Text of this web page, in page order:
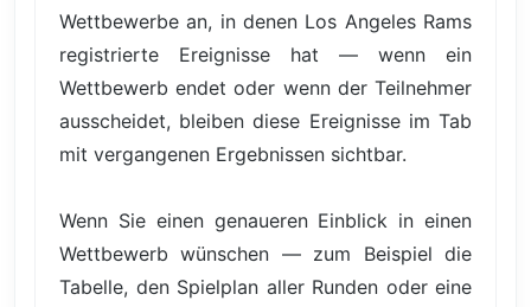
Wettbewerbe an, in denen Los Angeles Rams
registrierte Ereignisse hat — wenn ein
Wettbewerb endet oder wenn der Teilnehmer
ausscheidet, bleiben diese Ereignisse im Tab
mit vergangenen Ergebnissen sichtbar.
Wenn Sie einen genaueren Einblick in einen
Wettbewerb wünschen — zum Beispiel die
Tabelle, den Spielplan aller Runden oder eine